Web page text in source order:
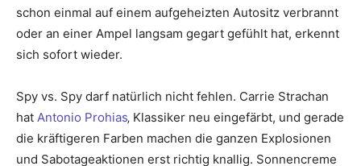
schon einmal auf einem aufgeheizten Autositz verbrannt
oder an einer Ampel langsam gegart gefühlt hat, erkennt
sich sofort wieder.
Spy vs. Spy darf natürlich nicht fehlen. Carrie Strachan
hat Antonio Prohias‚ Klassiker neu eingefärbt, und gerade
die kräftigeren Farben machen die ganzen Explosionen
und Sabotageaktionen erst richtig knallig. Sonnencreme